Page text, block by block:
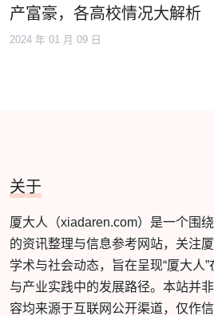
产富豪，各高校情况大解析
2024 年 01 月 09 日
关于
厦大人（xiadaren.com）是一个围
的资讯整理与信息参考网站，关注
学术与社会动态，旨在呈现“厦大人
与产业实践中的发展路径。本站并
容均来源于互联网公开渠道，仅作